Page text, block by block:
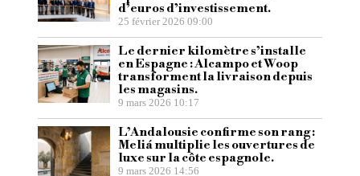
d’euros d’investissement.
25 février 2026 09:00
Le dernier kilomètre s’installe
en Espagne : Alcampo et Woop
transforment la livraison depuis
les magasins.
9 mars 2026 10:17
L’Andalousie confirme son rang :
Meliá multiplie les ouvertures de
luxe sur la côte espagnole.
9 mars 2026 14:56